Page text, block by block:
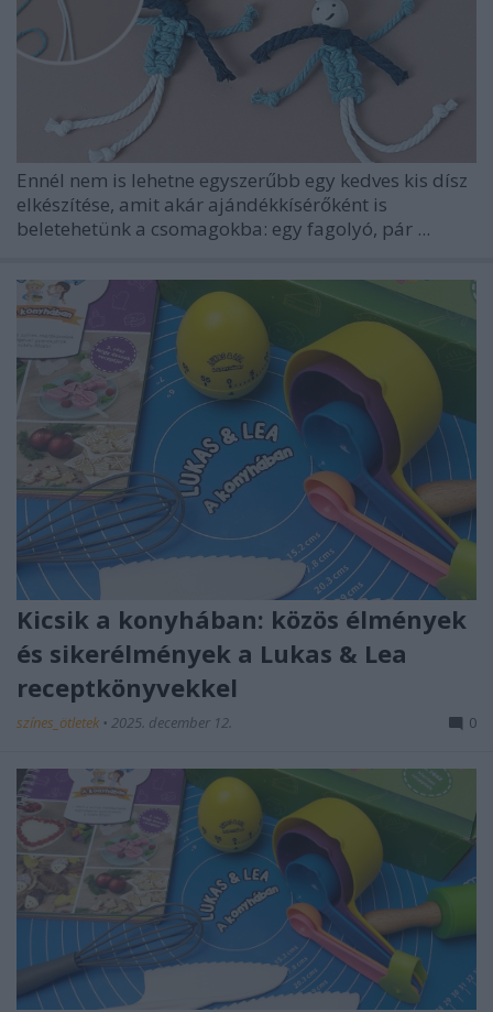
Ennél nem is lehetne egyszerűbb egy kedves kis dísz
elkészítése, amit akár ajándékkísérőként is
beletehetünk a csomagokba: egy fagolyó, pár ...
Kicsik a konyhában: közös élmények
és sikerélmények a Lukas & Lea
receptkönyvekkel
színes_ötletek • 2025. december 12. 0